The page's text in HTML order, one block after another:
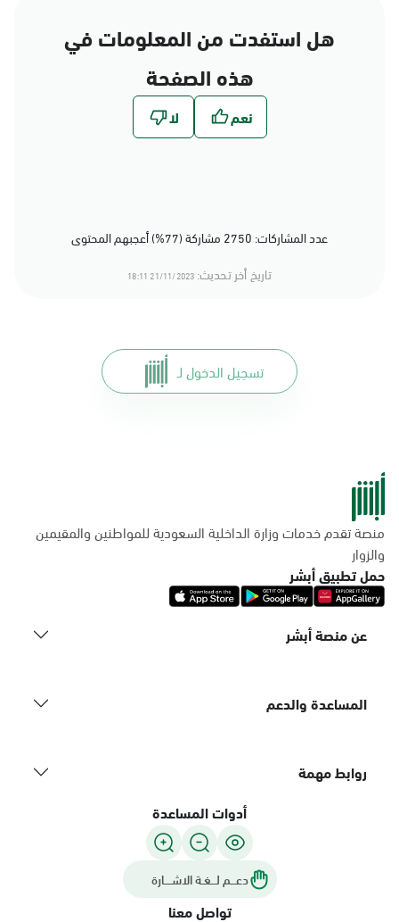
هل استفدت من المعلومات في
هذه الصفحة
عدد المشاركات: 2750 مشاركة (77%) أعجبهم المحتوى
تاريخ أخر تحديث: 21/11/2023 18:11
تسجيل الدخول لـ
منصة تقدم خدمات وزارة الداخلية السعودية للمواطنين والمقيمين
والزوار
حمل تطبيق أبشر
عن منصة أبشر
المساعدة والدعم
روابط مهمة
أدوات المساعدة
دعـــم لـــغـة الاشــــارة
تواصل معنا